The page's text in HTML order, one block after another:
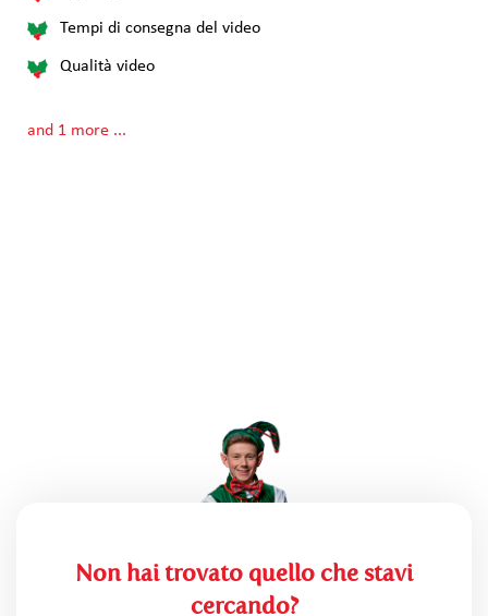
Tempi di consegna del video
Qualità video
and 1 more ...
Non hai trovato quello che stavi
cercando?